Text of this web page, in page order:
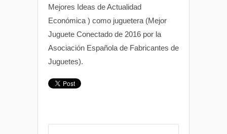
Mejores Ideas de Actualidad
Económica ) como juguetera (Mejor
Juguete Conectado de 2016 por la
Asociación Española de Fabricantes de
Juguetes).